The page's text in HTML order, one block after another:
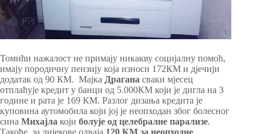
Томићи нажалост не примају никакву социјалну помоћ,
имају породичну пензију која износи 172КМ и дјечији
додатак од 90 КМ. Мајка Драгана сваки мјесец
отплаћује кредит у банци од 5.000КМ који је дигла на 3
године и рата је 169 КМ. Разлог дизања кредита је
куповина аутомобила који јој је неопходан због болесног
сина Михајла који болује од целебралне парализе.
Такође, за лијекове одваја 120 КМ за неопходне